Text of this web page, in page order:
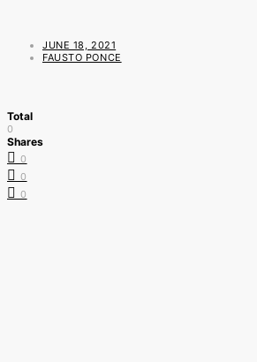
JUNE 18, 2021
FAUSTO PONCE
Total
0
Shares
0
0
0